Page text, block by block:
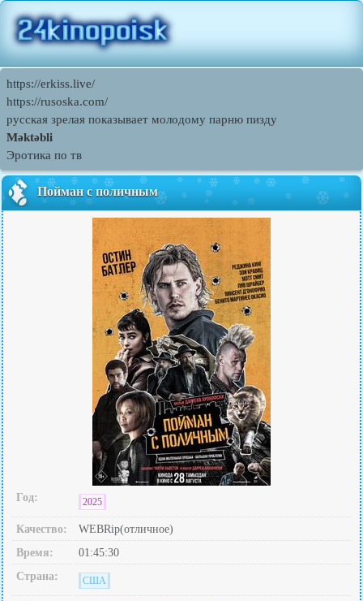
https://erkiss.live/
https://rusoska.com/
русская зрелая показывает молодому парню пизду
Məktəbli
Эротика по тв
Пойман с поличным
Год: 2025
Качество:
WEBRip(отличное)
Время:
01:45:30
Страна:
США